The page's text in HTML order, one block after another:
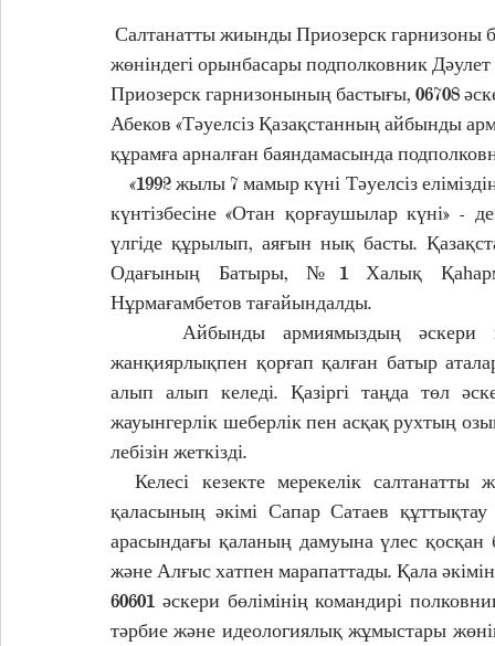
Салтанатты жиынды Приозерск гарнизоны
жөніндегі орынбасары подполковник
Приозерск гарнизонының бастығы, 06708
Абеков «Тәуелсіз Қазақстанның айбынды
құрамға арналған баяндамасында
күнтізбесіне «Отан қорғаушылар күні» -
үлгіде құрылып, аяғын нық басты.
Одағының Батыры, №1 Халық
Нұрмағамбетов тағайындалды.
жанқиярлықпен қорғап қалған батыр
алып алып келеді. Қазіргі таңда төл
жауынгерлік шеберлік пен асқақ рухтың
лебізін жеткізді.
  Келесі кезекте мерекелік салтанатты жиынның қонағы, Қарағанды облысы Приозерск
қаласының әкімі Сапар Сатаев
арасындағы қаланың дамуына үлес қосқан
және Алғыс хатпен марапаттады. Қала
60601 әскери бөлімінің командирі
тәрбие және идеологиялық жұмыстары